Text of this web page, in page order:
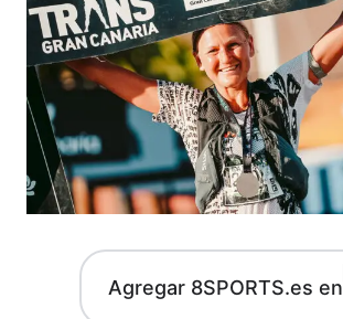
Agregar 8SPORTS.es en